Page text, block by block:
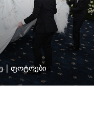
| ფოტოები